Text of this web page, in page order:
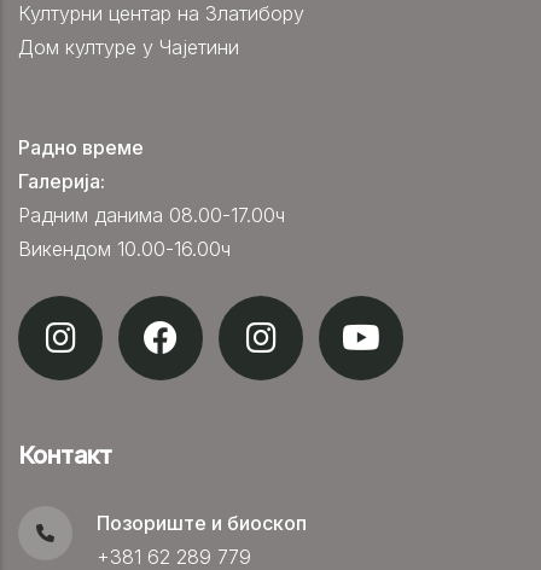
Културни центар на Златибору
Дом културе у Чајетини
Радно време
Галерија:
Радним данима 08.00-17.00ч
Викендом 10.00-16.00ч
Контакт
Позориште и биоскоп
+381 62 289 779